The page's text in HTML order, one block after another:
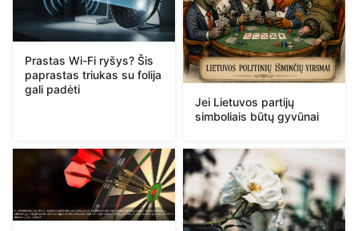
Prastas Wi-Fi ryšys? Šis
paprastas triukas su folija
gali padėti
Jei Lietuvos partijų
simboliais būtų gyvūnai